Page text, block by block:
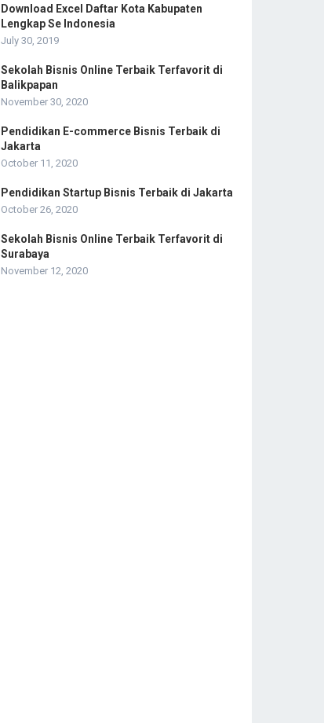
rDownload Excel Daftar Kota Kabupaten
Lengkap Se Indonesia
July 30, 2019
Sekolah Bisnis Online Terbaik Terfavorit di
Balikpapan
November 30, 2020
Pendidikan E-commerce Bisnis Terbaik di
Jakarta
October 11, 2020
Pendidikan Startup Bisnis Terbaik di Jakarta
October 26, 2020
Sekolah Bisnis Online Terbaik Terfavorit di
Surabaya
November 12, 2020